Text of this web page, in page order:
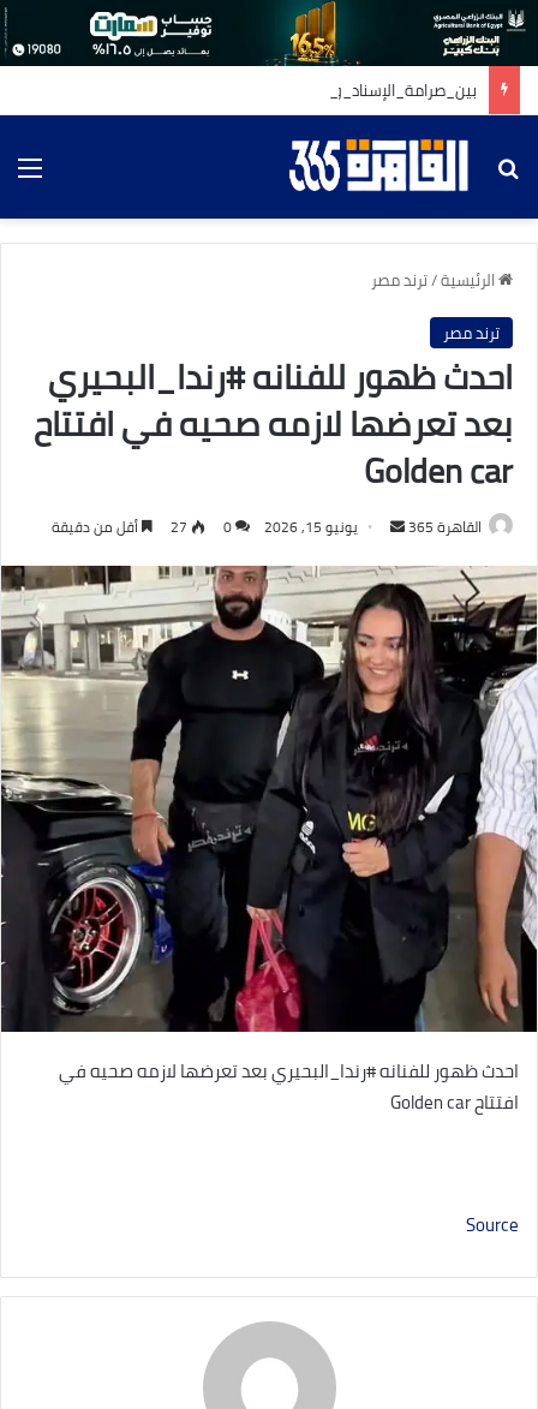
بين_صرامة_الإسناد_ورقة_القلوب
بحث عن
الرئيسية/ترند مصر
ترند مصر
احدث ظهور للفنانه #رندا_البحيري
بعد تعرضها لازمه صحيه في افتتاح
Golden car
القاهرة 365
أرسل
إلكترونيا
يونيو 15, 2026 0
27 أقل من دقيقة
احدث ظهور للفنانه #رندا_البحيري بعد تعرضها لازمه صحيه في
افتتاح Golden car
Source